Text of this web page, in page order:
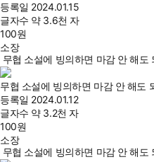
등록일 2024.01.15
글자수 약 3.6천 자
100원
소장
무협 소설에 빙의하면 마감 안 해도
무협 소설에 빙의하면 마감 안 해도
등록일 2024.01.12
글자수 약 3.2천 자
100원
소장
무협 소설에 빙의하면 마감 안 해도